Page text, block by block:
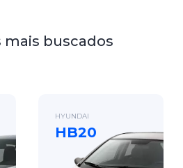
mais buscados
HYUNDAI
HB20